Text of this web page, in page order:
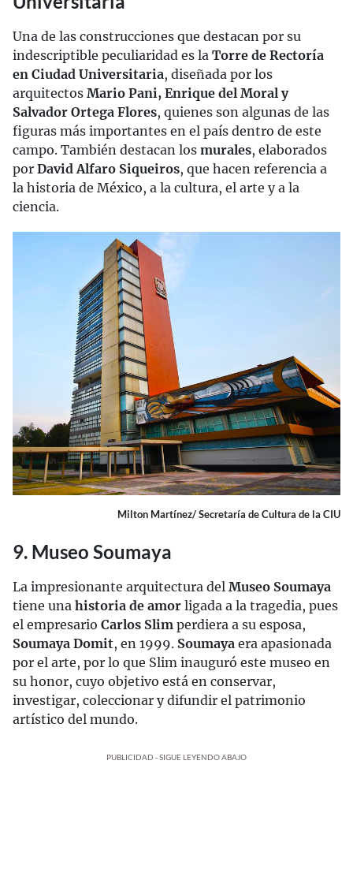
Una de las construcciones que destacan por su
indescriptible peculiaridad es la Torre de Rectoría
en Ciudad Universitaria, diseñada por los
arquitectos Mario Pani, Enrique del Moral y
Salvador Ortega Flores, quienes son algunas de las
figuras más importantes en el país dentro de este
campo. También destacan los murales, elaborados
por David Alfaro Siqueiros, que hacen referencia a
la historia de México, a la cultura, el arte y a la
ciencia.
Milton Martínez/ Secretaría de Cultura de la CIU
9. Museo Soumaya
La impresionante arquitectura del Museo Soumaya
tiene una historia de amor ligada a la tragedia, pues
el empresario Carlos Slim perdiera a su esposa,
Soumaya Domit, en 1999. Soumaya era apasionada
por el arte, por lo que Slim inauguró este museo en
su honor, cuyo objetivo está en conservar,
investigar, coleccionar y difundir el patrimonio
artístico del mundo.
PUBLICIDAD - SIGUE LEYENDO ABAJO